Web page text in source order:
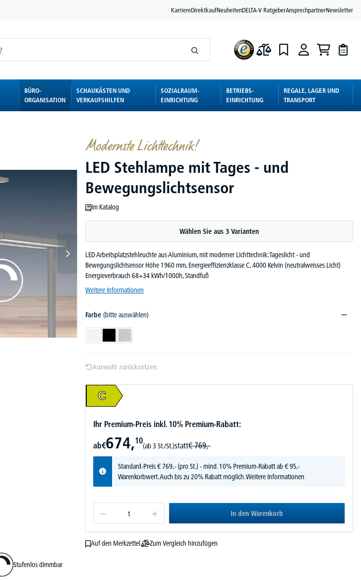
KarriereDirektkaufNeuheitenDELTA-V RatgeberAnsprechpartnerNewsletter
BÜRO-
ORGANISATION
SCHAUKÄSTEN UND
VERKAUFSHILFEN
SOZIALRAUM-
EINRICHTUNG
BETRIEBS-
EINRICHTUNG
REGALE, LAGER UND
TRANSPORT
Modernste Lichttechnik!
LED Stehlampe mit Tages - und
Bewegungslichtsensor
Im Katalog
Wählen Sie aus 3 Varianten
LED Arbeitsplatzstehleuchte aus Aluminium, mit moderner Lichttechnik: Tageslicht - und
Bewegungslichtsensor Höhe 1960 mm, Energieeffizienzklasse C, 4000 Kelvin (neutralweisses Licht)
Energieverbrauch 68+34 kWh/1000h, Standfuß
Weitere Informationen
Farbe (bitte auswählen)
Auswahl zurücksetzen
C
Ihr Premium-Preis inkl. 10% Premium-Rabatt:
ab€674,10
(ab 3 St./St.)statt€ 769,-
Standard-Preis€769,-(pro St.) - mind. 10% Premium-Rabatt ab € 95,-
Warenkorbwert. Auch bis zu 20% Rabatt möglich.Weitere Informationen
In den Warenkorb
Auf den Merkzettel
Zum Vergleich hinzufügen
Stufenlos dimmbar